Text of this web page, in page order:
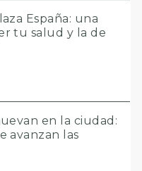
España: una
tu salud y la de
en la ciudad:
avanzan las